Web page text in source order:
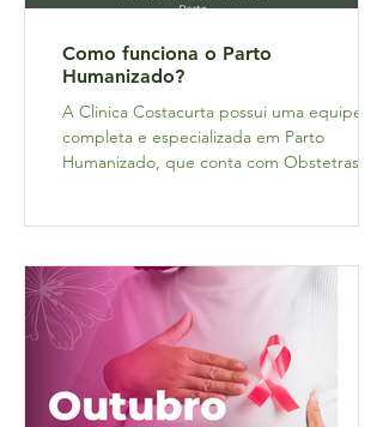
Como funciona o Parto
Humanizado?
A Clinica Costacurta possui uma equipe
completa e especializada em Parto
Humanizado, que conta com Obstetras,